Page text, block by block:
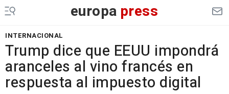
europa press
INTERNACIONAL
Trump dice que EEUU impondrá
aranceles al vino francés en
respuesta al impuesto digital